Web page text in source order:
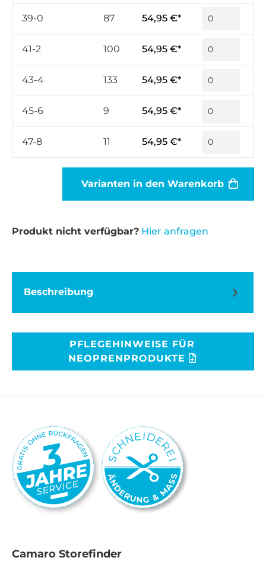
39-0 87 54,95 €*
41-2 100 54,95 €*
43-4 133 54,95 €*
45-6 9 54,95 €*
47-8 11 54,95 €*
Varianten in den Warenkorb
Produkt nicht verfügbar? Hier anfragen
Beschreibung
PFLEGEHINWEISE FÜR
NEOPRENPRODUKTE
Camaro Storefinder